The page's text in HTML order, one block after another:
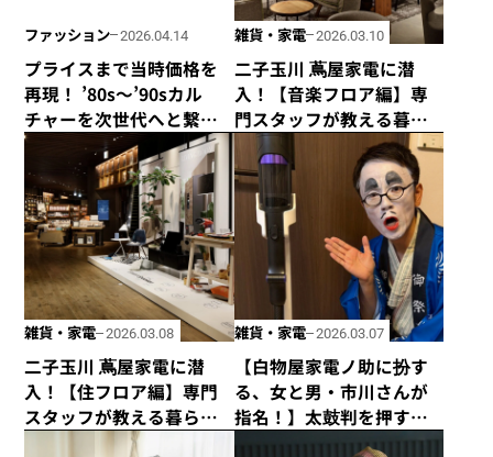
ファッション 2026.04.14
プライスまで当時価格を
再現！ ’80s〜’90sカル
チャーを次世代へと繋い
でいく新ブランド
「Buffer」が2026年4月よ
り始動！
雑貨・家電 2026.03.10
二子玉川 蔦屋家電に潜
入！【音楽フロア編】専
門スタッフが教える暮ら
しを楽しむ、おしゃれな
家電。
雑貨・家電 2026.03.08
二子玉川 蔦屋家電に潜
入！【住フロア編】専門
スタッフが教える暮らし
を楽しむ、おしゃれな家
雑貨・家電 2026.03.07
【白物屋家電ノ助に扮す
る、女と男・市川さんが
指名！】太鼓判を押す私
のMVP家電はこれ！